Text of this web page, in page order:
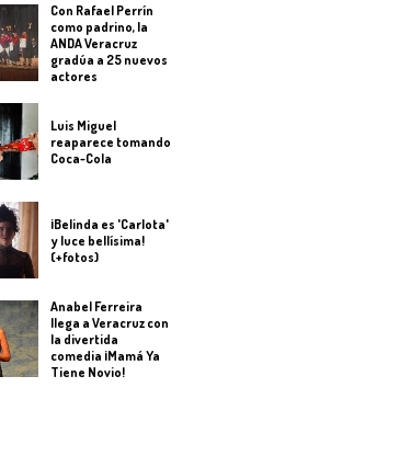
Con Rafael Perrín
como padrino, la
ANDA Veracruz
gradúa a 25 nuevos
actores
Luis Miguel
reaparece tomando
Coca-Cola
¡Belinda es 'Carlota'
y luce bellísima!
(+fotos)
Anabel Ferreira
llega a Veracruz con
la divertida
comedia ¡Mamá Ya
Tiene Novio!